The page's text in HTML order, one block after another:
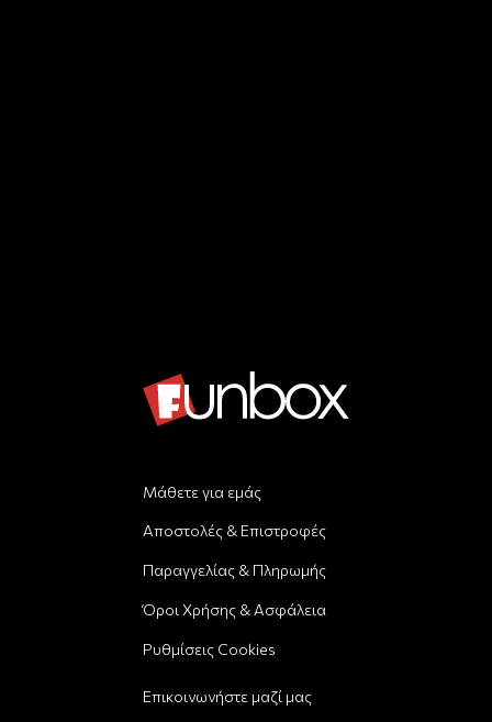
Μάθετε για εμάς
Αποστολές & Επιστροφές
Παραγγελίας & Πληρωμής
Όροι Χρήσης & Ασφάλεια
Ρυθμίσεις Cookies
Επικοινωνήστε μαζί μας